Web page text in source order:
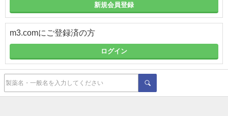
新規会員登録
m3.comにご登録済の方
ログイン